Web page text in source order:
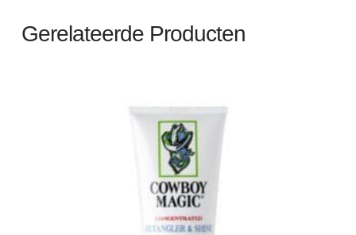
Gerelateerde Producten